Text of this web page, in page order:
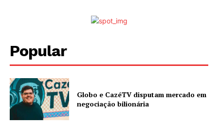
Popular
Globo e CazéTV disputam mercado em
negociação bilionária